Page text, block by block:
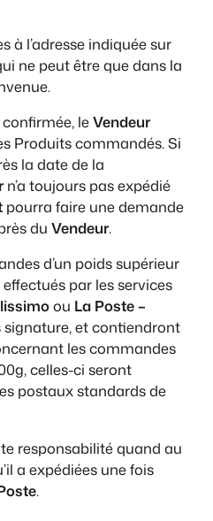
à l’adresse indiquée sur
ne peut être que dans la
leVendeur
Produits commandés. Si
la date de la
n’a toujours pas expédié
pourra faire une demande
du Vendeur.
d’un poids supérieur
par les services
ou La Poste –
signature, et contiendront
les commandes
celles-ci seront
postaux standards de
responsabilité quand au
a expédiées une fois
.